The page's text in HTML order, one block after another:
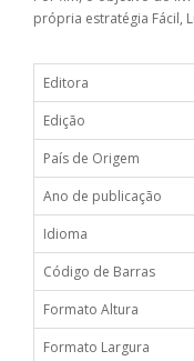
própria estratégia Fácil,
Editora
Edição
País de Origem
Ano de publicação
Idioma
Código de Barras
Formato Altura
Formato Largura